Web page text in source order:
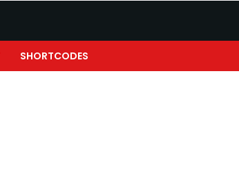
SHORTCODES